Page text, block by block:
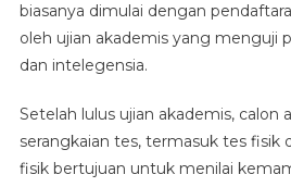
biasanya dimulai dengan
oleh ujian akademis yang menguji
dan intelegensia.
Setelah lulus ujian akademis, calon
serangkaian tes, termasuk tes fisik
fisik bertujuan untuk menilai